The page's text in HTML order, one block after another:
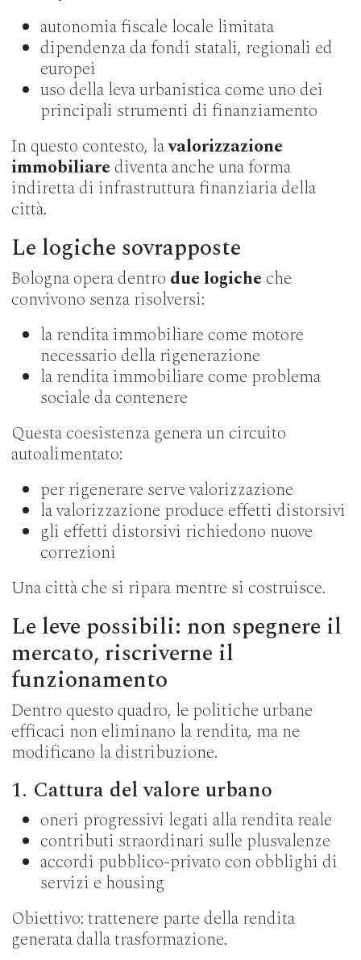
autonomia fiscale locale limitata
dipendenza da fondi statali, regionali ed
europei
uso della leva urbanistica come uno dei
principali strumenti di finanziamento
In questo contesto, lavalorizzazione
immobiliare diventa anche una forma
indiretta di infrastruttura finanziaria della
città.
Le logiche sovrapposte
Bologna opera dentro due logiche che
convivono senza risolversi:
la rendita immobiliare come motore
necessario della rigenerazione
la rendita immobiliare come problema
sociale da contenere
Questa coesistenza genera un circuito
autoalimentato:
per rigenerare serve valorizzazione
la valorizzazione produce effetti distorsivi
gli effetti distorsivi richiedono nuove
correzioni
Una città che si ripara mentre si costruisce.
Le leve possibili: non spegnere il
mercato, riscriverne il
funzionamento
Dentro questo quadro, le politiche urbane
efficaci non eliminano la rendita, ma ne
modificano la distribuzione.
1. Cattura del valore urbano
oneri progressivi legati alla rendita reale
contributi straordinari sulle plusvalenze
accordi pubblico-privato con obblighi di
servizi e housing
Obiettivo: trattenere parte della rendita
generata dalla trasformazione.